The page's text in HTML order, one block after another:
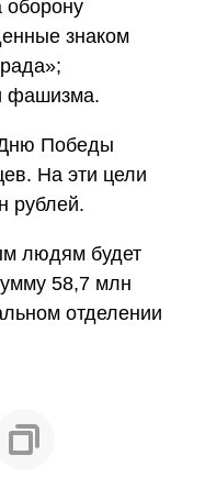
знаком
фашизма.
Победы
На эти цели
рублей.
людям будет
58,7 млн
отделении